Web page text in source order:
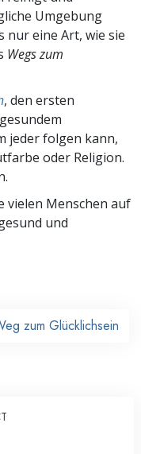
Umgebung
nur eine Art, wie sie
Wegs zum
, den ersten
jeder folgen kann,
oder Religion.
vielen Menschen auf
und
zum Glücklichsein